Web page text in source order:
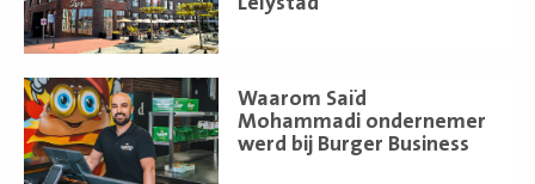
Waarom Saïd
Mohammadi ondernemer
werd bij Burger Business
Lees
meer